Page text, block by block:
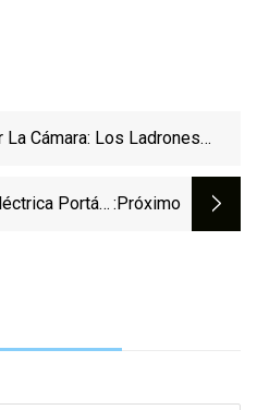
La Cámara: Los Ladrones
Portátil :próximo